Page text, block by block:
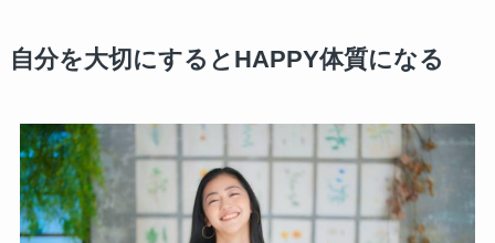
自分を大切にするとHAPPY体質になる